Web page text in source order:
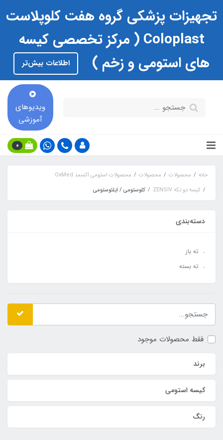
تجهیزات پزشکی گروه هفت کلوپلاست
Coloplast ( مرکز تخصصی کیسه
های استومی و زخم )
اطلاعات بیش‌تر
ویدیوهای
آموزشی
0
خانه محصولات محصولات
محصولات استومی اکسمد OxMed
کیسه دو تکه ZENSIV
کلوستومی / ایلئوستومی
دسته‌بندی
ته باز
ته بسته
فقط محصولات موجود
برند
کیسه استومی
رنگ